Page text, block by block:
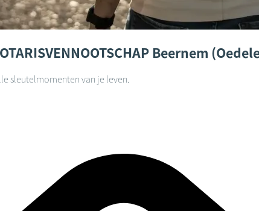
Beernem
sleutelmomenten van je leven.